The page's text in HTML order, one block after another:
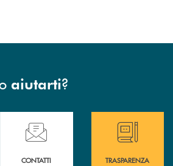
aiutarti?
delle filiali
Hai bisogno di assistenza immediata ?
CONTATTI
Hai bisogno di
TRASPARENZA